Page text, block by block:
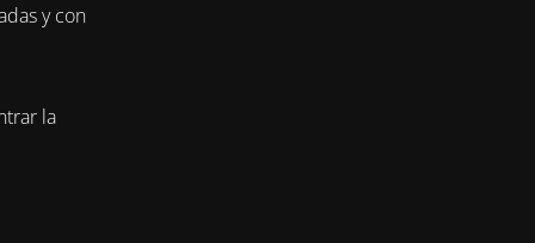
y con
la